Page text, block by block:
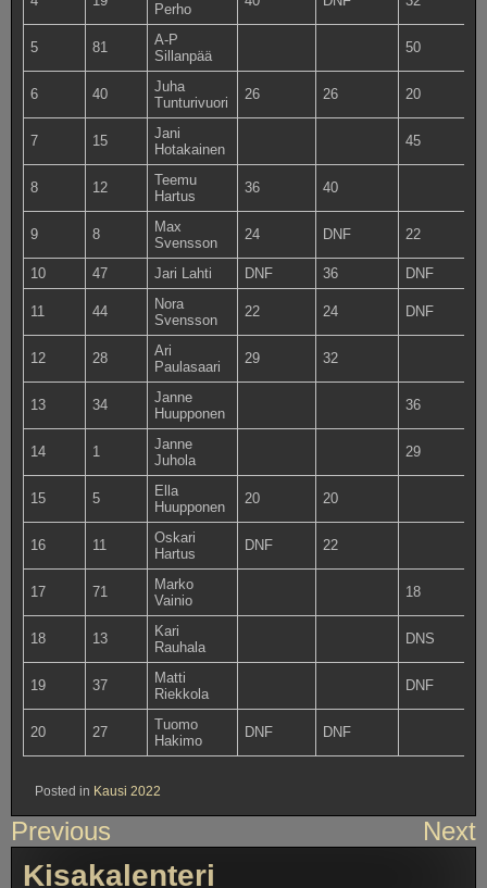
Perho
5 81
A-P
Sillanpää
50
6 40
Juha
Tunturivuori
26 26 20
7 15
Jani
Hotakainen
45
8 12
Teemu
Hartus
36 40
9 8
Max
Svensson
24 DNF 22
10 47 Jari Lahti DNF 36 DNF
11 44
Nora
Svensson
22 24 DNF
12 28
Ari
Paulasaari
29 32
13 34
Janne
Huupponen
36
14 1
Janne
Juhola
29
15 5
Ella
Huupponen
20 20
16 11
Oskari
Hartus
DNF 22
17 71
Marko
Vainio
18
18 13
Kari
Rauhala
DNS
19 37
Matti
Riekkola
DNF
20 27
Tuomo
Hakimo
DNF DNF
Posted in Kausi 2022
Artikkelien
selaus
Previous Next
Kisakalenteri